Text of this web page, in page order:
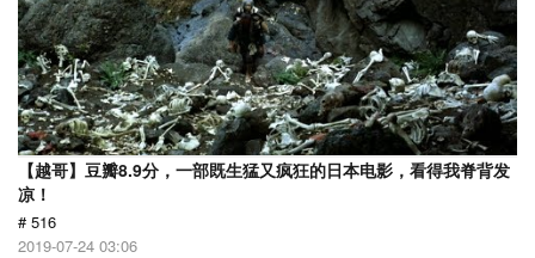
【越哥】豆瓣8.9分，一部既生猛又疯狂的日本电影，看得我脊背发
凉！
# 516
2019-07-24 03:06